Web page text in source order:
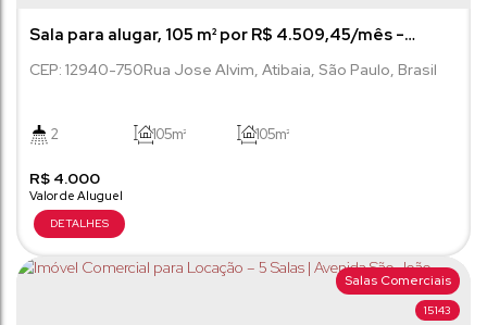
Sala para alugar, 105 m² por R$ 4.509,45/mês -
Centro - Atibaia/SP
R$ 4.000
CEP: 12940-750Rua Jose Alvim, Atibaia, São Paulo, Brasil
2 105m² 105m²
15143
Salas Comerciais